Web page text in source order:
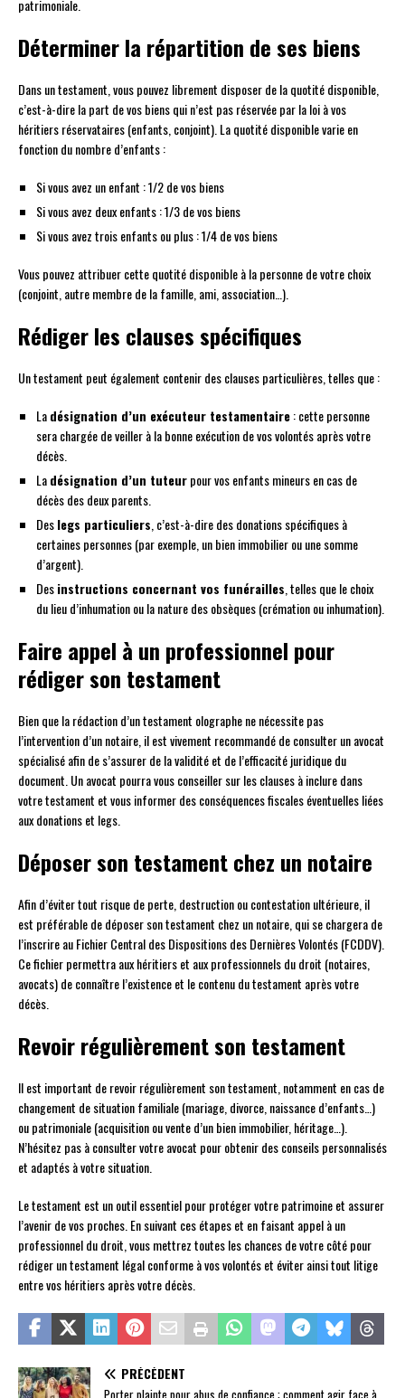
patrimoniale.
Déterminer la répartition de ses biens
Dans un testament, vous pouvez librement disposer de la quotité disponible,
c’est-à-dire la part de vos biens qui n’est pas réservée par la loi à vos
héritiers réservataires (enfants, conjoint). La quotité disponible varie en
fonction du nombre d’enfants :
Si vous avez un enfant : 1/2 de vos biens
Si vous avez deux enfants : 1/3 de vos biens
Si vous avez trois enfants ou plus : 1/4 de vos biens
Vous pouvez attribuer cette quotité disponible à la personne de votre choix
(conjoint, autre membre de la famille, ami, association…).
Rédiger les clauses spécifiques
Un testament peut également contenir des clauses particulières, telles que :
Ladésignation d’un exécuteur testamentaire: cette personne
sera chargée de veiller à la bonne exécution de vos volontés après votre
décès.
Ladésignation d’un tuteurpour vos enfants mineurs en cas de
décès des deux parents.
Deslegs particuliers , c’est-à-dire des donations spécifiques à
certaines personnes (par exemple, un bien immobilier ou une somme
d’argent).
Desinstructions concernant vos funérailles , telles que le choix
du lieu d’inhumation ou la nature des obsèques (crémation ou inhumation).
Faire appel à un professionnel pour
rédiger son testament
Bien que la rédaction d’un testament olographe ne nécessite pas
l’intervention d’un notaire, il est vivement recommandé de consulter un avocat
spécialisé afin de s’assurer de la validité et de l’efficacité juridique du
document. Un avocat pourra vous conseiller sur les clauses à inclure dans
votre testament et vous informer des conséquences fiscales éventuelles liées
aux donations et legs.
Déposer son testament chez un notaire
Afin d’éviter tout risque de perte, destruction ou contestation ultérieure, il
est préférable de déposer son testament chez un notaire, qui se chargera de
l’inscrire au Fichier Central des Dispositions des Dernières Volontés (FCDDV).
Ce fichier permettra aux héritiers et aux professionnels du droit (notaires,
avocats) de connaître l’existence et le contenu du testament après votre
décès.
Revoir régulièrement son testament
Il est important de revoir régulièrement son testament, notamment en cas de
changement de situation familiale (mariage, divorce, naissance d’enfants…)
ou patrimoniale (acquisition ou vente d’un bien immobilier, héritage…).
N’hésitez pas à consulter votre avocat pour obtenir des conseils personnalisés
et adaptés à votre situation.
Le testament est un outil essentiel pour protéger votre patrimoine et assurer
l’avenir de vos proches. En suivant ces étapes et en faisant appel à un
professionnel du droit, vous mettrez toutes les chances de votre côté pour
rédiger un testament légal conforme à vos volontés et éviter ainsi tout litige
entre vos héritiers après votre décès.
PRÉCÉDENT
Porter plainte pour abus de confiance : comment agir face à